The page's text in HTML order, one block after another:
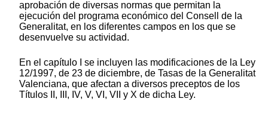
aprobación de diversas normas que permitan la
ejecución del programa económico del Consell de la
Generalitat, en los diferentes campos en los que se
desenvuelve su actividad.
En el capítulo I se incluyen las modificaciones de la Ley
12/1997, de 23 de diciembre, de Tasas de la Generalitat
Valenciana, que afectan a diversos preceptos de los
Títulos II, III, IV, V, VI, VII y X de dicha Ley.